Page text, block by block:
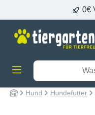
0€
Hund Hundefutter